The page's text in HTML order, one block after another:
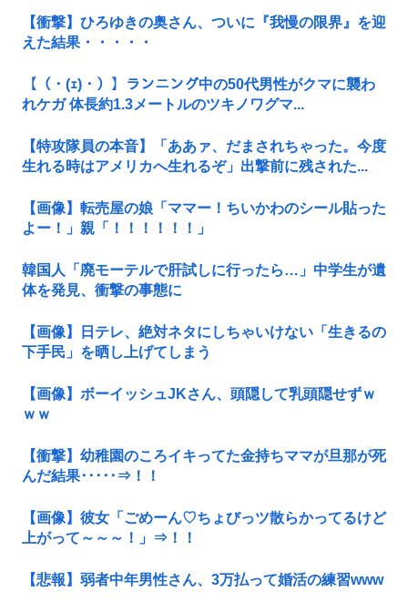
【衝撃】ひろゆきの奥さん、ついに『我慢の限界』を迎
えた結果・・・・・
【（・(ｪ)・）】ランニング中の50代男性がクマに襲わ
れケガ 体長約1.3メートルのツキノワグマ...
【特攻隊員の本音】「ああァ、だまされちゃった。今度
生れる時はアメリカへ生れるぞ」出撃前に残された...
【画像】転売屋の娘「ママー！ちいかわのシール貼った
よー！」親「！！！！！！」
韓国人「廃モーテルで肝試しに行ったら…」中学生が遺
体を発見、衝撃の事態に
【画像】日テレ、絶対ネタにしちゃいけない「生きるの
下手民」を晒し上げてしまう
【画像】ボーイッシュJKさん、頭隠して乳頭隠せずｗ
ｗｗ
【衝撃】幼稚園のころイキってた金持ちママが旦那が死
んだ結果･････⇒！！
【画像】彼女「ごめーん♡ちょびっツ散らかってるけど
上がって～～～！」⇒！！
【悲報】弱者中年男性さん、3万払って婚活の練習www